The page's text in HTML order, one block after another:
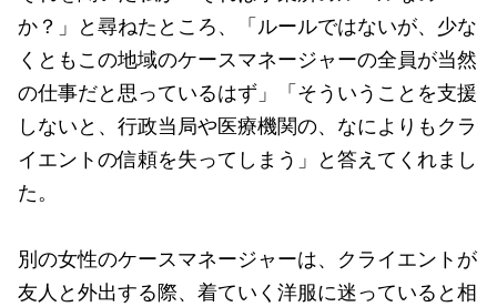
か？」と尋ねたところ、「ルールではないが、少な
くともこの地域のケースマネージャーの全員が当然
の仕事だと思っているはず」「そういうことを支援
しないと、行政当局や医療機関の、なによりもクラ
イエントの信頼を失ってしまう」と答えてくれまし
た。
別の女性のケースマネージャーは、クライエントが
友人と外出する際、着ていく洋服に迷っていると相